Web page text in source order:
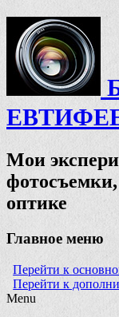
Мои
оптике
Главное меню
Перейти к
Перейти к
Menu